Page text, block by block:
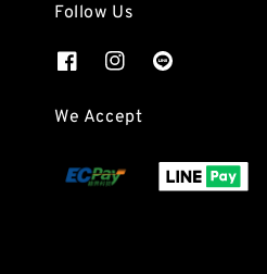
Follow Us
We Accept